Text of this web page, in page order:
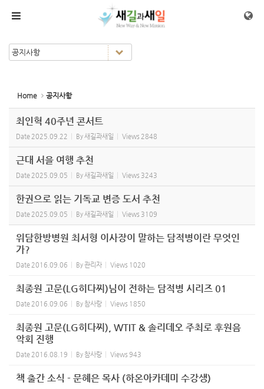
Home 공지사항
최인혁 40주년 콘서트
Date 2025.09.22 By새길과새일 Views 2848
근대 서을 여행 추천
Date 2025.09.05 By새길과새일 Views 3243
한권으로 읽는 기독교 변증 도서 추천
Date 2025.09.05 By새길과새일 Views 3109
위담한방병원 최서형 이사장이 말하는 담적병이란 무엇인
가?
Date 2016.09.06 By관리자 Views 1020
최종원 고문(LG히다찌)님이 전하는 담적병 시리즈 01
Date 2016.09.06 By 참사랑 Views 1850
최종원 고문(LG히다찌), WTIT & 솔리데오 주최로 후원음
악회 진행
Date 2016.08.19 By 참사랑 Views 943
책 출간 소식 - 문혜은 목사 (하온아카데미 수강생)